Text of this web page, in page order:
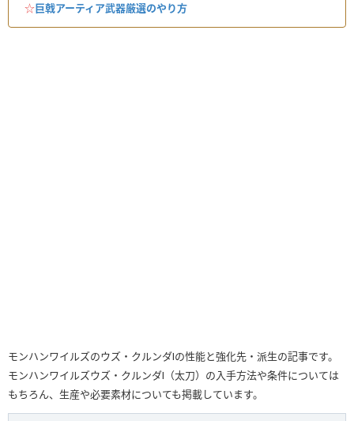
☆巨戟アーティア武器厳選のやり方
モンハンワイルズのウズ・クルンダⅠの性能と強化先・派生の記事です。
モンハンワイルズウズ・クルンダⅠ（太刀）の入手方法や条件については
もちろん、生産や必要素材についても掲載しています。